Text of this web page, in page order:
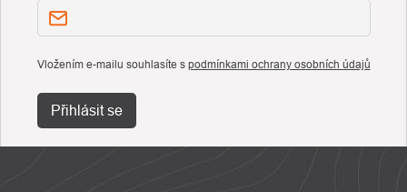
Vložením e-mailu souhlasíte s podmínkami ochrany osobních údajů
Přihlásit se